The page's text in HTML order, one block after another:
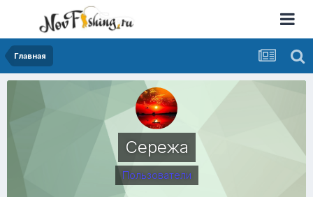
Главная
Сережа
Пользователи